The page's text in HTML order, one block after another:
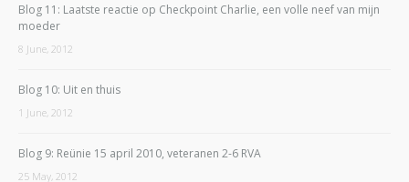
Blog 11: Laatste reactie op Checkpoint Charlie, een volle neef van mijn
moeder
8 June, 2012
Blog 10: Uit en thuis
1 June, 2012
Blog 9: Reünie 15 april 2010, veteranen 2-6 RVA
25 May, 2012